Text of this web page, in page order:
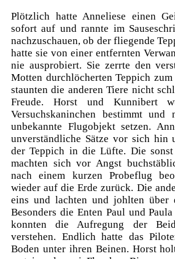
Plötzlich hatte Anneliese einen
sofort auf und rannte im
nachzuschauen, ob der fliegende
hatte sie von einer entfernten
nie ausprobiert. Sie zerrte den
Motten durchlöcherten Teppich zum
staunten die anderen Tiere nicht
Freude. Horst und Kunnibert
Versuchskaninchen bestimmt
unbekannte Flugobjekt setzen.
unverständliche Sätze vor sich hin
der Teppich in die Lüfte. Die sonst
machten sich vor Angst
nach einem kurzen Probeflug
wieder auf die Erde zurück. Die
eins und lachten und johlten über
Besonders die Enten Paul und
konnten die Aufregung der
verstehen. Endlich hatte das
Boden unter ihren Beinen. Horst